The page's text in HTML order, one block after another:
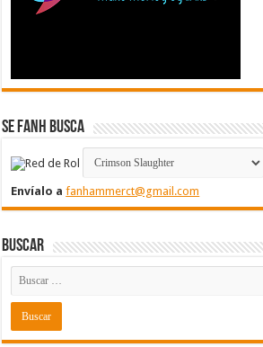
Se FanH Busca
Envíalo afanhammerct@gmail.com
Buscar